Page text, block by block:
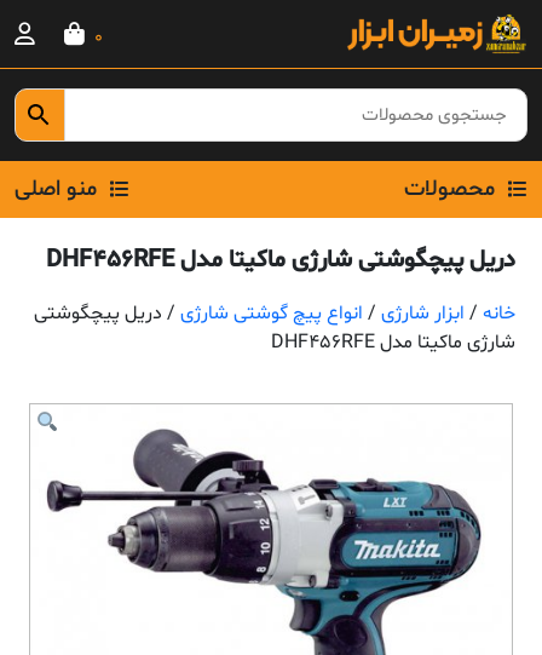
Skip
content
0
محصولات منو اصلی
دریل پیچگوشتی شارژی ماکیتا مدل DHF456RFE
خانه / ابزار شارژی / انواع پیچ گوشتی شارژی / دریل پیچگوشتی
شارژی ماکیتا مدل DHF456RFE